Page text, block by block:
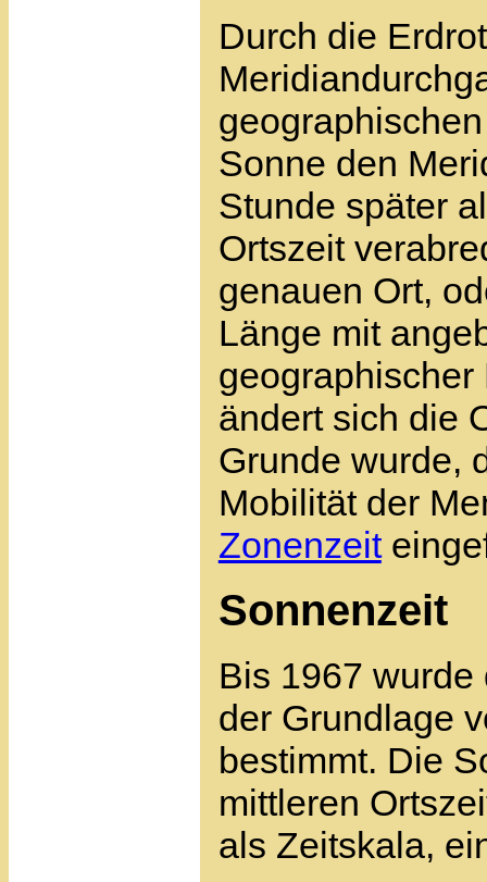
Durch die
Sonne den
Stunde später
Ortszeit
genauen Ort,
Länge mit
geographischer
ändert sich die
Grunde wurde,
Mobilität der
Zonenzeit
Sonnenzeit
Bis 1967
der Grundlage
bestimmt. Die
mittleren
als Zeitskala,